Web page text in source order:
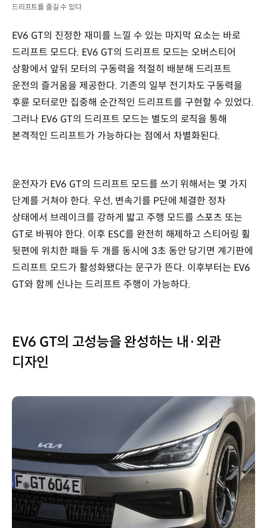
드리프트를 즐길 수 있다
EV6 GT의 진정한 재미를 느낄 수 있는 마지막 요소는 바로
드리프트 모드다. EV6 GT의 드리프트 모드는 오버스티어
상황에서 앞뒤 모터의 구동력을 적절히 배분해 드리프트
운전의 즐거움을 제공한다. 기존의 일부 전기차도 구동력을
후륜 모터로만 집중해 순간적인 드리프트를 구현할 수 있었다.
그러나 EV6 GT의 드리프트 모드는 별도의 로직을 통해
본격적인 드리프트가 가능하다는 점에서 차별화된다.
운전자가 EV6 GT의 드리프트 모드를 쓰기 위해서는 몇 가지
단계를 거쳐야 한다. 우선, 변속기를 P단에 체결한 정차
상태에서 브레이크를 강하게 밟고 주행 모드를 스포츠 또는
GT로 바꿔야 한다. 이후 ESC를 완전히 해제하고 스티어링 휠
뒷편에 위치한 패들 두 개를 동시에 3초 동안 당기면 계기판에
드리프트 모드가 활성화됐다는 문구가 뜬다. 이후부터는 EV6
GT와 함께 신나는 드리프트 주행이 가능하다.
EV6 GT의 고성능을 완성하는 내·외관
디자인